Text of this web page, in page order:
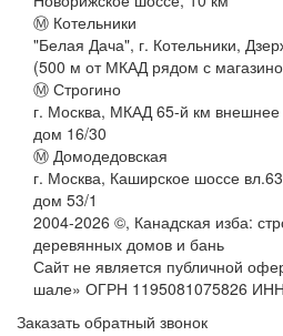
Ⓜ Котельники
"Белая Дача", г. Котельники,
(500 м от МКАД рядом с
Ⓜ Строгино
г. Москва, МКАД 65-й км
дом 16/30
Ⓜ Домодедовская
г. Москва, Каширское шоссе
дом 53/1
2004-2026 ©, Канадская изба:
деревянных домов и бань
Сайт не является публичной
шале» ОГРН 1195081075826
Заказать обратный звонок